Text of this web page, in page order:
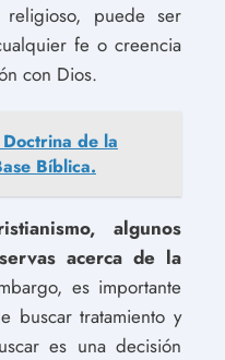
puede ser
fe o creencia
con Dios.
Doctrina de la
Bíblica.
algunos
acerca de la
es importante
buscar tratamiento y
es una decisión